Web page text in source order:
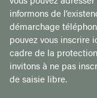
informons de
démarchage
pouvez vous inscrire
cadre de la
invitons à ne pas
de saisie libre.